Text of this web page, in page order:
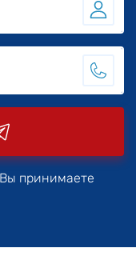
принимаете